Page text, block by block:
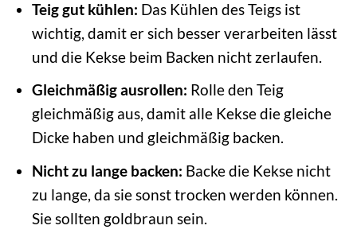
Teig gut kühlen: Das Kühlen des Teigs ist
wichtig, damit er sich besser verarbeiten lässt
und die Kekse beim Backen nicht zerlaufen.
Gleichmäßig ausrollen: Rolle den Teig
gleichmäßig aus, damit alle Kekse die gleiche
Dicke haben und gleichmäßig backen.
Nicht zu lange backen: Backe die Kekse nicht
zu lange, da sie sonst trocken werden können.
Sie sollten goldbraun sein.